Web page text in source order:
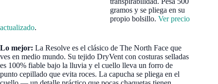
gramos y se pliega en su
propio bolsillo.Ver precio
actualizado.
Lo mejor: La Resolve es el clásico de The North Face que
ves en medio mundo. Su tejido DryVent con costuras selladas
es 100% fiable bajo la lluvia y el cuello lleva un forro de
punto cepillado que evita roces. La capucha se pliega en el